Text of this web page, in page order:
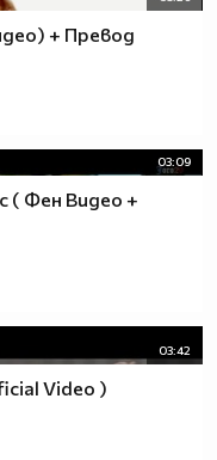
+ Превод
03:09
( Фен Видео +
03:42
Video )